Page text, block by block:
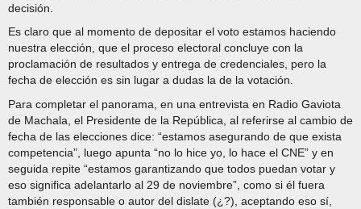
decisión.
Es claro que al momento de depositar el voto estamos haciendo
nuestra elección, que el proceso electoral concluye con la
proclamación de resultados y entrega de credenciales, pero la
fecha de elección es sin lugar a dudas la de la votación.
Para completar el panorama, en una entrevista en Radio Gaviota
de Machala, el Presidente de la República, al referirse al cambio de
fecha de las elecciones dice: “estamos asegurando de que exista
competencia”, luego apunta “no lo hice yo, lo hace el CNE” y en
seguida repite “estamos garantizando que todos puedan votar y
eso significa adelantarlo al 29 de noviembre”, como si él fuera
también responsable o autor del dislate (¿?), aceptando eso sí,